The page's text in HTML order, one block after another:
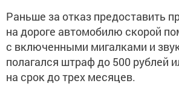
Раньше за отказ предоставить
на дороге автомобилю скорой
с включенными мигалками и
полагался штраф до 500 рублей
на срок до трех месяцев.